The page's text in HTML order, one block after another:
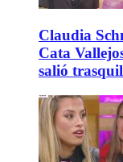
Claudia
Cata
salió